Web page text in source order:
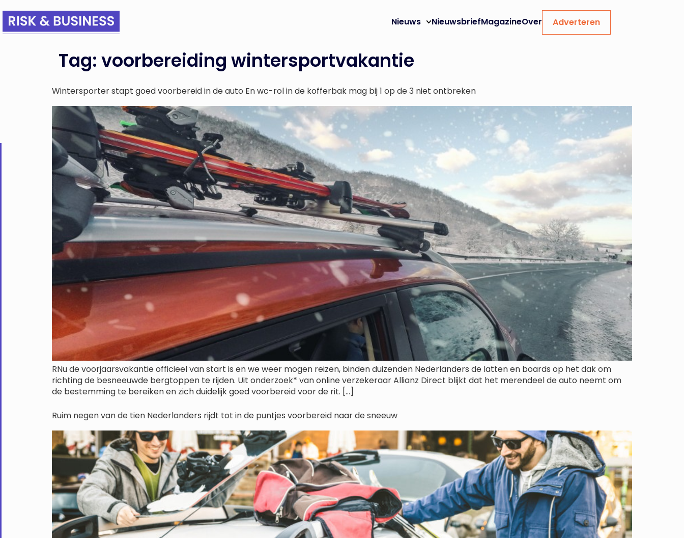
Nieuws NieuwsbriefMagazineOver Adverteren
Tag: voorbereiding wintersportvakantie
Wintersporter stapt goed voorbereid in de auto En wc-rol in de kofferbak mag bij 1 op de 3 niet ontbreken
RNu de voorjaarsvakantie officieel van start is en we weer mogen reizen, binden duizenden Nederlanders de latten en boards op het dak om
richting de besneeuwde bergtoppen te rijden. Uit onderzoek* van online verzekeraar Allianz Direct blijkt dat het merendeel de auto neemt om
de bestemming te bereiken en zich duidelijk goed voorbereid voor de rit. […]
Ruim negen van de tien Nederlanders rijdt tot in de puntjes voorbereid naar de sneeuw